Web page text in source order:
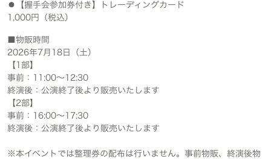
⚫︎【握手会参加券付き】トレーディングカード
1,000円（税込）
■物販時間
2026年7月18日（土）
【1部】
事前：11:00～12:30
終演後：公演終了後より販売いたします
【2部】
事前：16:00～17:30
終演後：公演終了後より販売いたします
※本イベントでは整理券の配布は行いません。事前物販、終演後物